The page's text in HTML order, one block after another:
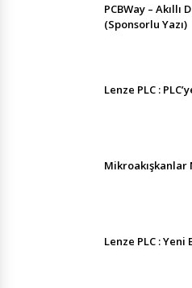
PCBWay –
(Sponsorlu Yazı)
Lenze PLC :
Mikroakışkanlar
Lenze PLC :